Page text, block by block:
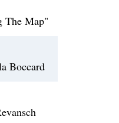
The Map"
Boccard